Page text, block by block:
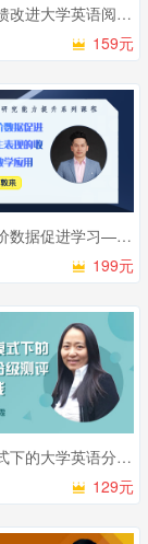
运用诊断反馈改进大学英语阅读教学：理论、行动和效果
159元
如何运用评价数据促进学习——学生表现的收集、解读和教学应用
199元
智慧教学模式下的大学英语分级测评与教学实践
129元